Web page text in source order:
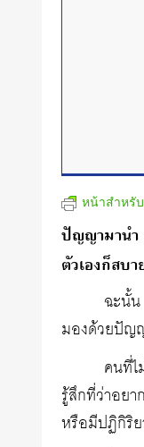
หน้าสำหรั
ปัญญามานำ
ตัวเองก็สบ
ฉะนั้
มองด้วยปัญ
คนที่
รู้สึกที่ว่าอย
หรือมีปฏิกิริ